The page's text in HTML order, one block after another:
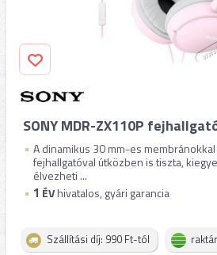
SONY MDR-ZX110P
A dinamikus 30 mm-es
fejhallgatóval útközben is tiszta,
élvezheti ...
1 ÉVhivatalos, gyári garancia
Szállítási díj: 990 Ft-tól